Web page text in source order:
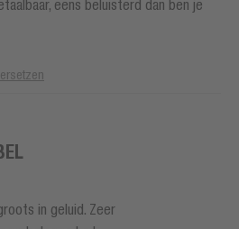
eens beluisterd dan ben je
in geluid. Zeer